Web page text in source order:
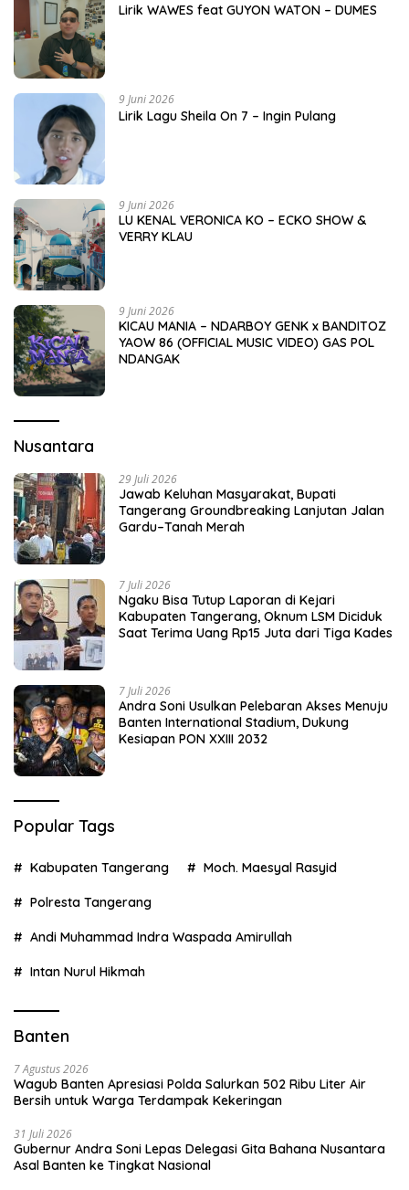
Lirik WAWES feat GUYON WATON – DUMES
9 Juni 2026
Lirik Lagu Sheila On 7 – Ingin Pulang
9 Juni 2026
LU KENAL VERONICA KO – ECKO SHOW &
VERRY KLAU
9 Juni 2026
KICAU MANIA – NDARBOY GENK x BANDITOZ
YAOW 86 (OFFICIAL MUSIC VIDEO) GAS POL
NDANGAK
Nusantara
29 Juli 2026
Jawab Keluhan Masyarakat, Bupati
Tangerang Groundbreaking Lanjutan Jalan
Gardu–Tanah Merah
7 Juli 2026
Ngaku Bisa Tutup Laporan di Kejari
Kabupaten Tangerang, Oknum LSM Diciduk
Saat Terima Uang Rp15 Juta dari Tiga Kades
7 Juli 2026
Andra Soni Usulkan Pelebaran Akses Menuju
Banten International Stadium, Dukung
Kesiapan PON XXIII 2032
Popular Tags
Kabupaten Tangerang Moch. Maesyal Rasyid
Polresta Tangerang
Andi Muhammad Indra Waspada Amirullah
Intan Nurul Hikmah
Banten
7 Agustus 2026
Wagub Banten Apresiasi Polda Salurkan 502 Ribu Liter Air
Bersih untuk Warga Terdampak Kekeringan
31 Juli 2026
Gubernur Andra Soni Lepas Delegasi Gita Bahana Nusantara
Asal Banten ke Tingkat Nasional